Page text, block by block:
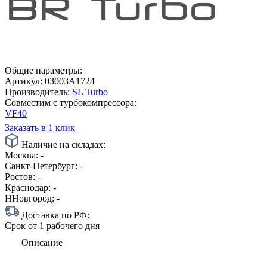
Общие параметры:
Артикул: 03003A1724
Производитель: SL Turbo
Совместим с турбокомпрессора:
VF40
Заказать в 1 клик
Наличие на складах:
Москва: -
Санкт-Петербург: -
Ростов: -
Краснодар: -
ННовгород: -
Доставка по РФ:
Срок от 1 рабочего дня
Описание